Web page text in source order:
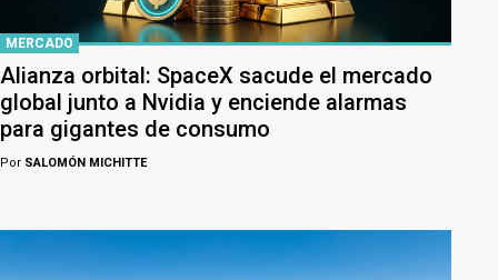
MERCADO
Alianza orbital: SpaceX sacude el mercado
global junto a Nvidia y enciende alarmas
para gigantes de consumo
Por SALOMÓN MICHITTE